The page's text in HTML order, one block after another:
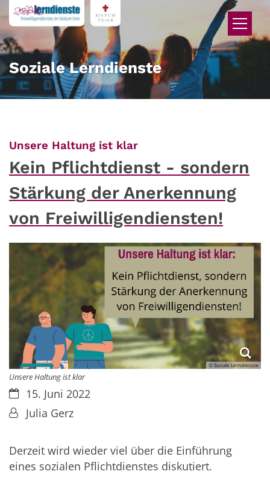
Zum Inhalt springen
Soziale Lerndienste
Unsere Haltung ist klar:
Kein Pflichtdienst - sondern
Stärkung der Anerkennung
von Freiwilligendiensten!
© Soziale Lerndienste
Unsere Haltung ist klar
Datum:15. Juni 2022
Von:Julia Gerz
Derzeit wird wieder viel über die Einführung
eines sozialen Pflichtdienstes diskutiert.